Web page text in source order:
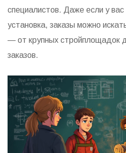
специалистов. Даже если у вас
установка, заказы можно
— от крупных стройплощадок
заказов.